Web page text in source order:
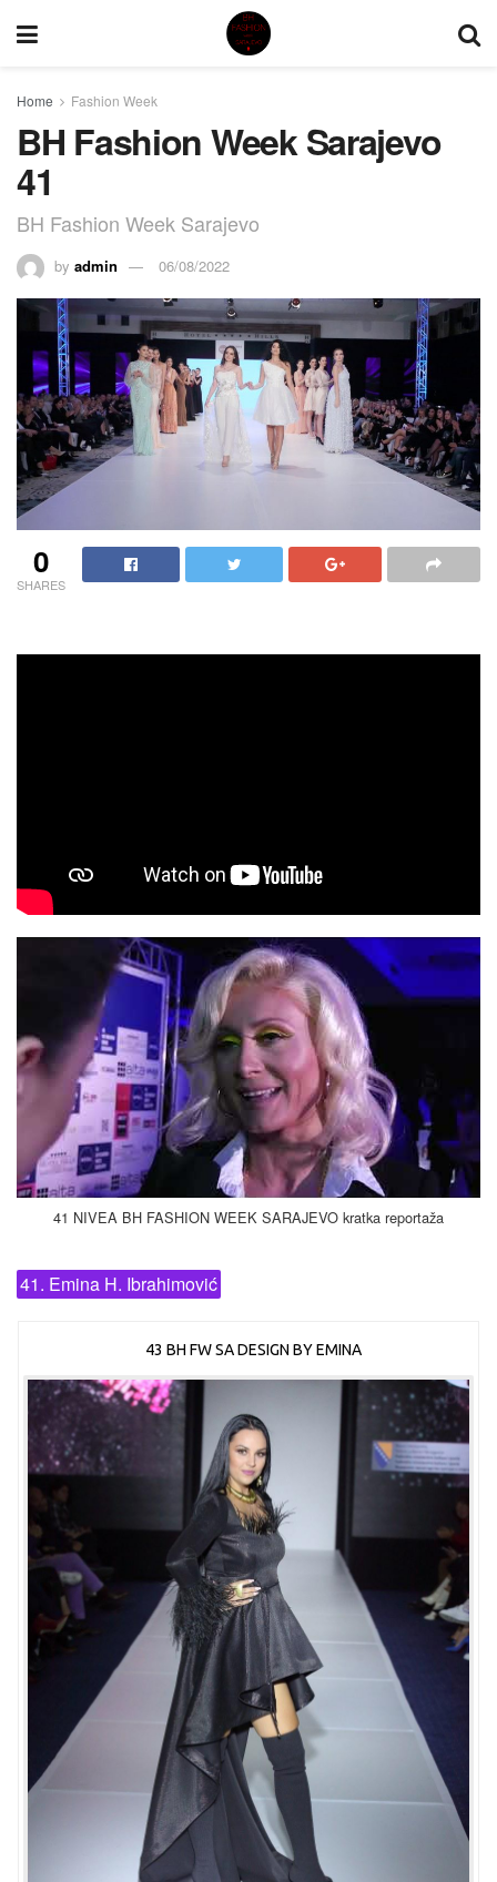
Home Fashion Week
BH Fashion Week Sarajevo
41
BH Fashion Week Sarajevo
by admin 06/08/2022
0
SHARES
41 NIVEA BH FASHION WEEK SARAJEVO kratka reportaža
41. Emina H. Ibrahimović
43 BH FW SA DESIGN BY EMINA